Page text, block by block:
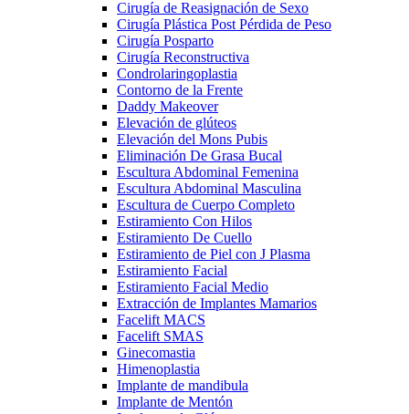
Cirugía de Reasignación de Sexo
Cirugía Plástica Post Pérdida de Peso
Cirugía Posparto
Cirugía Reconstructiva
Condrolaringoplastia
Contorno de la Frente
Daddy Makeover
Elevación de glúteos
Elevación del Mons Pubis
Eliminación De Grasa Bucal
Escultura Abdominal Femenina
Escultura Abdominal Masculina
Escultura de Cuerpo Completo
Estiramiento Con Hilos
Estiramiento De Cuello
Estiramiento de Piel con J Plasma
Estiramiento Facial
Estiramiento Facial Medio
Extracción de Implantes Mamarios
Facelift MACS
Facelift SMAS
Ginecomastia
Himenoplastia
Implante de mandibula
Implante de Mentón